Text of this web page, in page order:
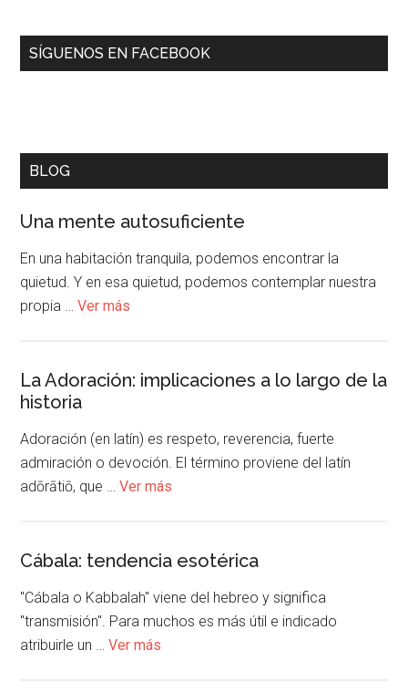
SÍGUENOS EN FACEBOOK
BLOG
Una mente autosuficiente
En una habitación tranquila, podemos encontrar la
quietud. Y en esa quietud, podemos contemplar nuestra
propia …Ver más
La Adoración: implicaciones a lo largo de la
historia
Adoración (en latín) es respeto, reverencia, fuerte
admiración o devoción. El término proviene del latín
adōrātiō, que …Ver más
Cábala: tendencia esotérica
"Cábala o Kabbalah" viene del hebreo y significa
"transmisión". Para muchos es más útil e indicado
atribuirle un …Ver más